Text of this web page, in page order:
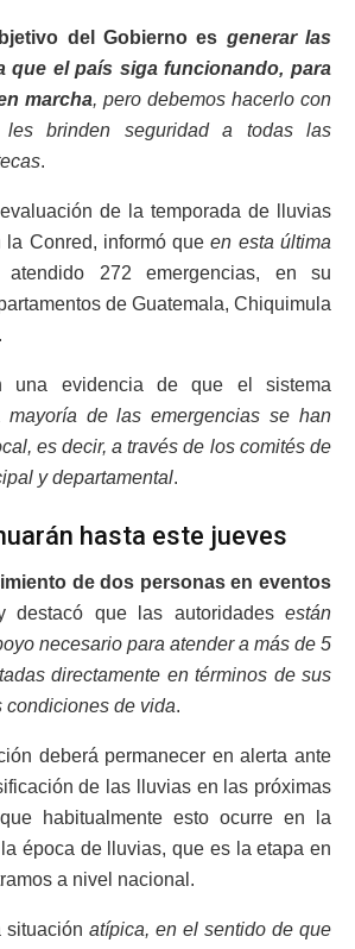
del Gobierno es generar las
que el país siga funcionando, para
marcha, pero debemos hacerlo con
les brinden seguridad a todas las
.
de la temporada de lluvias
la Conred, informó queen esta última
272 emergencias, en su
de Guatemala, Chiquimula
una evidencia de que el sistema
mayoría de las emergencias se han
es decir, a través de los comités de
y departamental.
hasta este jueves
de dos personas en eventos
destacó que las autoridades están
necesario para atender a más de 5
directamente en términos de sus
condiciones de vida.
deberá permanecer en alerta ante
de las lluvias en las próximas
habitualmente esto ocurre en la
época de lluvias, que es la etapa en
a nivel nacional.
situación atípica, en el sentido de que